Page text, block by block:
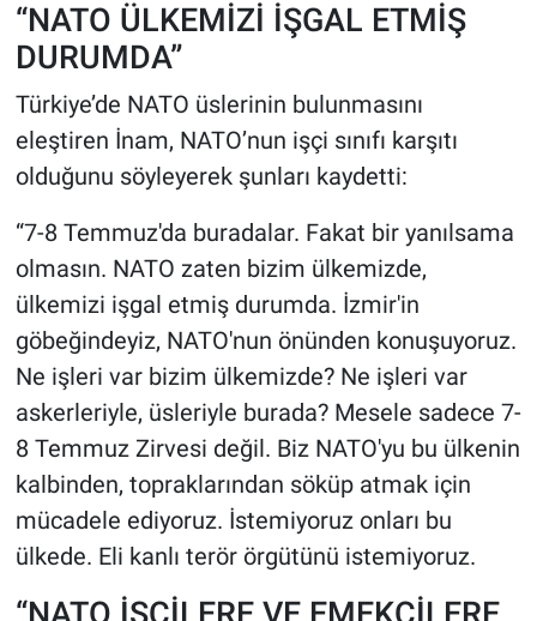
“NATO ÜLKEMİZİ İŞGAL ETMİŞ
DURUMDA”
Türkiye’de NATO üslerinin bulunmasını
eleştiren İnam, NATO’nun işçi sınıfı karşıtı
olduğunu söyleyerek şunları kaydetti:
“7-8 Temmuz'da buradalar. Fakat bir yanılsama
olmasın. NATO zaten bizim ülkemizde,
ülkemizi işgal etmiş durumda. İzmir'in
göbeğindeyiz, NATO'nun önünden konuşuyoruz.
Ne işleri var bizim ülkemizde? Ne işleri var
askerleriyle, üsleriyle burada? Mesele sadece 7-
8 Temmuz Zirvesi değil. Biz NATO'yu bu ülkenin
kalbinden, topraklarından söküp atmak için
mücadele ediyoruz. İstemiyoruz onları bu
ülkede. Eli kanlı terör örgütünü istemiyoruz.
“NATO İŞÇİLERE VE EMEKÇİLERE